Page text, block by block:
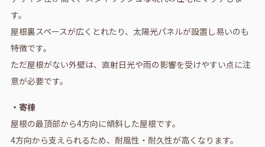
す。
屋根裏スペースが広くとれたり、太陽光パネルが設置し易いのも
特徴です。
ただ屋根がない外壁は、直射日光や雨の影響を受けやすい点に注
意が必要です。
・寄棟
屋根の最頂部から4方向に傾斜した屋根です。
4方向から支えられるため、耐風性・耐久性が高くなります。